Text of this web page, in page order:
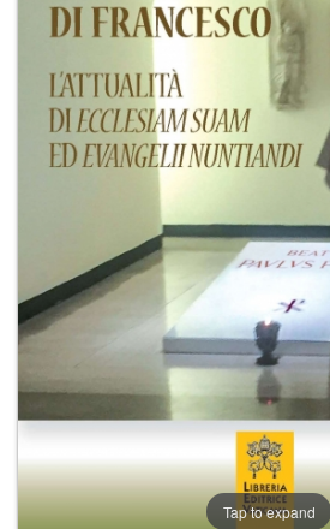
Tap to expand